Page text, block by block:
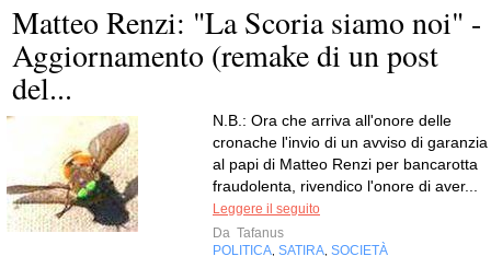
Matteo Renzi: "La Scoria siamo noi" -
Aggiornamento (remake di un post
del...
N.B.: Ora che arriva all'onore delle
cronache l'invio di un avviso di garanzia
al papi di Matteo Renzi per bancarotta
fraudolenta, rivendico l'onore di aver...
Leggere il seguito
Da Tafanus
POLITICA SATIRA SOCIETÀ